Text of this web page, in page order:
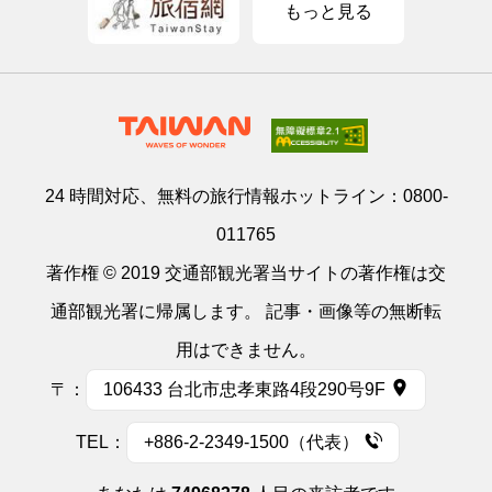
もっと見る
24 時間対応、無料の旅行情報ホットライン： 0800-
011765
著作権 © 2019 交通部観光署当サイトの著作権は交
通部観光署に帰属します。 記事・画像等の無断転
用はできません。
〒： 106433 台北市忠孝東路4段290号9F
TEL： +886-2-2349-1500（代表）